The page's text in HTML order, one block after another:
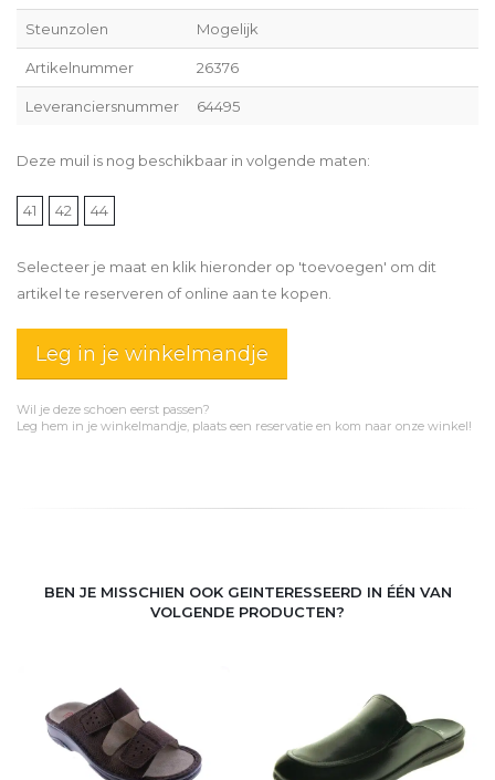
Steunzolen Mogelijk
Artikelnummer 26376
Leveranciersnummer 64495
Deze muil is nog beschikbaar in volgende maten:
41 42 44
Selecteer je maat en klik hieronder op 'toevoegen' om dit
artikel te reserveren of online aan te kopen.
Leg in je winkelmandje
Wil je deze schoen eerst passen?
Leg hem in je winkelmandje, plaats een reservatie en kom naar onze winkel!
BEN JE MISSCHIEN OOK GEINTERESSEERD IN ÉÉN VAN
VOLGENDE PRODUCTEN?